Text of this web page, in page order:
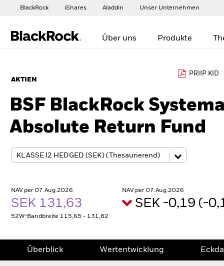
BlackRock iShares Aladdin Unser Unternehmen
Über uns Produkte
AKTIEN
PRIIP KID
BSF BlackRock
Absolute Return Fund
NAV per 07.Aug.2026
SEK 131,63
52W-Bandbreite 115,65 - 131,82
NAV per 07.Aug.2026
SEK -0,19 (-
Überblick Wertentwicklung